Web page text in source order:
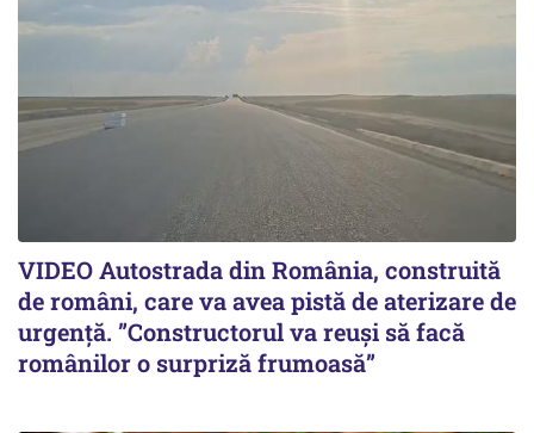
VIDEO Autostrada din România, construită
de români, care va avea pistă de aterizare de
urgență. ”Constructorul va reuși să facă
românilor o surpriză frumoasă”